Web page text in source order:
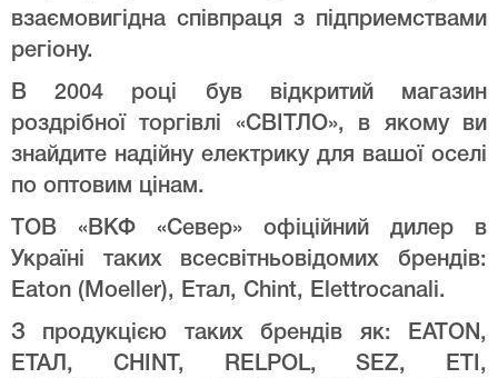
взаємовигідна співпраця з підприемствами
регіону.
В 2004 році був відкритий магазин
роздрібної торгівлі «СВІТЛО», в якому ви
знайдите надійну електрику для вашої оселі
по оптовим цінам.
ТОВ «ВКФ «Север» офіційний дилер в
Україні таких всесвітньовідомих брендів:
Eaton (Moeller), Етал, Chint, Elettrocanali.
З продукцією таких брендів як: EATON,
ЕТАЛ, CHINT, RELPOL, SEZ, ETI,